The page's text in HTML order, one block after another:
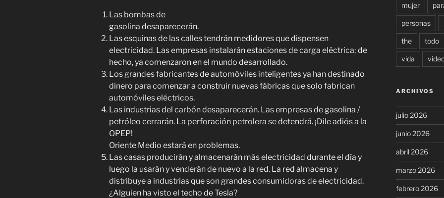
Las bombas de
gasolina desaparecerán.
Las esquinas de las calles tendrán medidores que dispensen
electricidad. Las empresas instalarán estaciones de carga eléctrica; de
hecho, ya comenzaron en el mundo desarrollado.
Los grandes fabricantes de automóviles inteligentes ya han destinado
dinero para comenzar a construir nuevas fábricas que solo fabrican
automóviles eléctricos.
Las industrias del carbón desaparecerán. Las empresas de gasolina /
petróleo cerrarán. La perforación petrolera se detendrá. ¡Dile adiós a la
OPEP!
Oriente Medio estará en problemas.
Las casas producirán y almacenarán más electricidad durante el día y
luego la usarán y venderán de nuevo a la red. La red almacena y
distribuye a industrias que son grandes consumidoras de electricidad.
¿Alguien ha visto el techo de Tesla?
mujer
personas
the todo
vida
ARCHIVOS
julio 2026
junio 2026
abril 2026
marzo 2026
febrero 2026